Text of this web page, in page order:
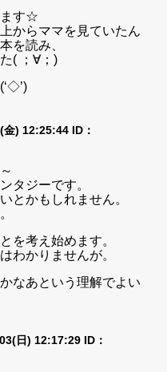
ます☆
からママを見ていたん
を読み、
( ；∀；)
ゞ
金) 12:25:44 ID：
タジーです。
とかもしれません。
を考え始めます。
わかりませんが。
なあという理解でよい
日) 12:17:29 ID：